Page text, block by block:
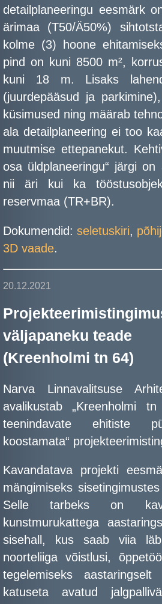
detailplaneeringu eesmärk
ärimaa (T50/Ä50%)
kolme (3) hoone
pind on kuni 8500 m²,
kuni 18 m. Lisaks
(juurdepääsud ja
küsimused ning määrab
ala detailplaneering ei too
muutmise ettepanekut.
osa üldplaneeringu“ järgi
nii äri kui ka
reservmaa (TR+BR).
Dokumendid: seletuskiri,
3D vaade.
20.12.2021
väljapaneku teade
(Kreenholmi tn 64)
Narva Linnavalitsuse
avalikustab „Kreenholmi
teenindavate ehitiste
koostamata“
Kavandatava projekti
mängimiseks
Selle tarbeks on
kunstmurukattega
sisehall, kus saab viia
noorteliiga võistlusi,
tegelemiseks
katuseta avatud